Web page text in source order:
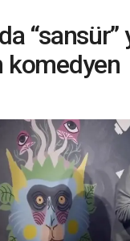
“sansür”
komedyen